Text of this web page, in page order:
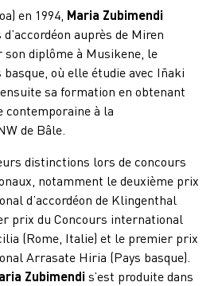
en 1994, Maria Zubimendi
auprès de Miren
son diplôme à Musikene, le
où elle étudie avec Iñaki
sa formation en obtenant
contemporaine à la
de Bâle.
distinctions lors de concours
notamment le deuxième prix
d’accordéon de Klingenthal
prix du Concours international
(Rome, Italie) et le premier prix
Arrasate Hiria (Pays basque).
Zubimendis’est produite dans